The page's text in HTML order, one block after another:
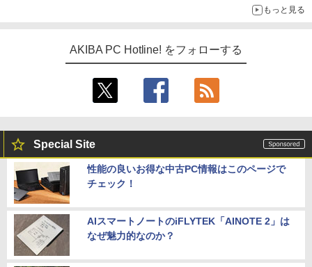
もっと見る
AKIBA PC Hotline! をフォローする
Special Site
性能の良いお得な中古PC情報はこのページで
チェック！
AIスマートノートのiFLYTEK「AINOTE 2」は
なぜ魅力的なのか？